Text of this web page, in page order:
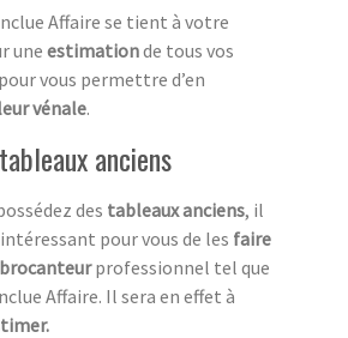
Affaire se tient à votre
une estimationde tous vos
pour vous permettre d’en
vénale.
anciens
des tableaux anciens, il
pour vous de les faire
brocanteurprofessionnel tel que
Affaire. Il sera en effet à